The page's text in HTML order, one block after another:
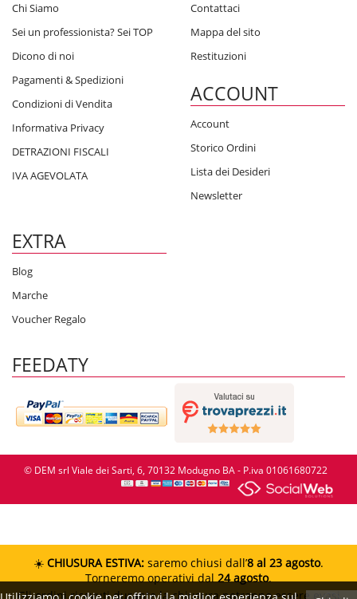
Chi Siamo
Sei un professionista? Sei TOP
Dicono di noi
Pagamenti & Spedizioni
Condizioni di Vendita
Informativa Privacy
DETRAZIONI FISCALI
IVA AGEVOLATA
Contattaci
Mappa del sito
Restituzioni
ACCOUNT
Account
Storico Ordini
Lista dei Desideri
Newsletter
EXTRA
Blog
Marche
Voucher Regalo
FEEDATY
© DEM srl Viale dei Sarti, 6, 70132 Modugno BA - P.iva 01061680722
☀️ CHIUSURA ESTIVA: saremo chiusi dall’8 al 23 agosto.
Torneremo operativi dal24 agosto.
Gli ordini ricevuti durante la chiusura potranno essere evasi